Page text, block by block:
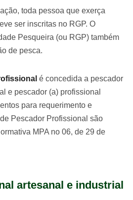
toda pessoa que exerça
ser inscritas no RGP. O
Pesqueira (ou RGP) também
de pesca.
é concedida a pescador
e pescador (a) profissional
para requerimento e
Pescador Profissional são
MPA no 06, de 29 de
artesanal e industrial